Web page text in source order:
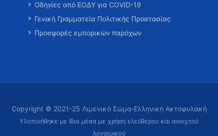
Οδηγίες από ΕΟΔΥ για COVID-19
Γενική Γραμματεία Πολιτικής Προστασίας
Προσφορές εμπορικών παρόχων
Copyright © 2021-25 Λιμενικό Σώμα-Ελληνική Ακτοφυλακή
Υλοποιήθηκε με ίδια μέσα με χρήση ελεύθερου και ανοιχτού
λογισμικού